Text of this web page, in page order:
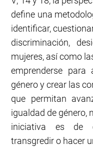
define una
identificar,
discriminación,
mujeres, así como
emprenderse
género y crear las
que permitan
igualdad de género,
iniciativa es de
transgredir o hacer